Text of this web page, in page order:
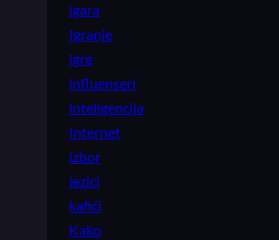
igara
Igranje
igre
influenseri
inteligencija
Internet
izbor
jezici
kafići
Kako